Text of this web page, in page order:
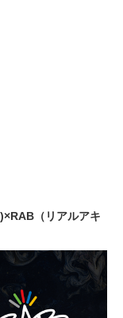
（リアルアキ